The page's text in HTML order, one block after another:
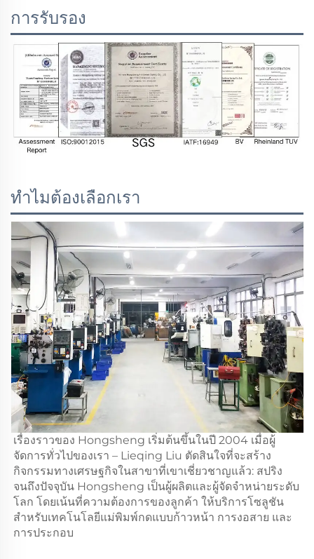
การรับรอง
ทำไมต้องเลือกเรา
เรื่องราวของ Hongsheng เริ่มต้นขึ้นในปี 2004 เมื่อผู้
จัดการทั่วไปของเรา – Lieqing Liu ตัดสินใจที่จะสร้าง
กิจกรรมทางเศรษฐกิจในสาขาที่เขาเชี่ยวชาญแล้ว: สปริง
จนถึงปัจจุบัน Hongsheng เป็นผู้ผลิตและผู้จัดจำหน่ายระดับ
โลก โดยเน้นที่ความต้องการของลูกค้า ให้บริการโซลูชัน
สำหรับเทคโนโลยีแม่พิมพ์กดแบบก้าวหน้า การงอสาย และ
การประกอบ